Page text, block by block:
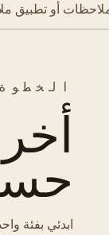
أو تطبيق
الخطوة
ابدئي بفئة